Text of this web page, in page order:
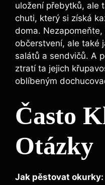
uložení přebytků, ale
chuti, který si získá
doma.
občerstvení, ale také
salátů a sendvičů. A
ztratí ta jejich
oblíbeným
Často
Otázky
Jak pěstovat